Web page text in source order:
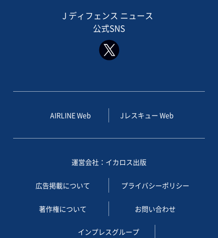
J ディフェンス ニュース
公式SNS
AIRLINE Web Jレスキュー Web
運営会社：イカロス出版
広告掲載について プライバシーポリシー
著作権について お問い合わせ
インプレスグループ